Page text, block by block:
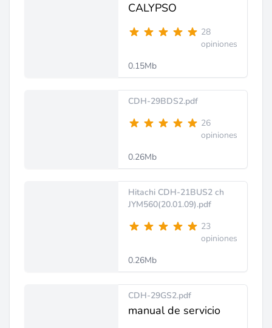
CALYPSO
28
opiniones
0.15Mb
CDH-29BDS2.pdf
26
opiniones
0.26Mb
Hitachi CDH-21BUS2 ch
JYM560(20.01.09).pdf
23
opiniones
0.26Mb
CDH-29GS2.pdf
manual de servicio